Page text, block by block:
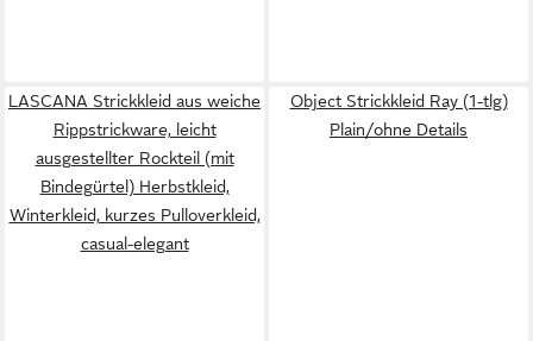
LASCANA Strickkleid aus weiche
Rippstrickware, leicht
ausgestellter Rockteil (mit
Bindegürtel) Herbstkleid,
Winterkleid, kurzes Pulloverkleid,
casual-elegant
Object Strickkleid Ray (1-tlg)
Plain/ohne Details